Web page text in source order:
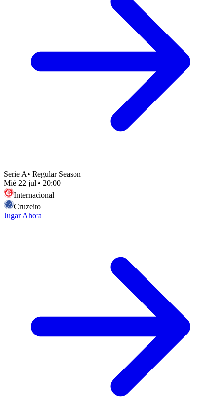
Serie A• Regular Season
Mié 22 jul • 20:00
Internacional
Cruzeiro
Jugar Ahora